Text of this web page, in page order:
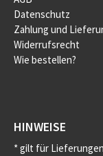
Datenschutz
Zahlung und
Widerrufsrecht
Wie bestellen?
HINWEISE
* gilt für